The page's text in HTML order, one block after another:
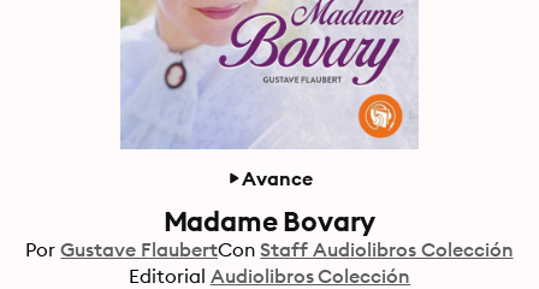
Avance
Madame Bovary
Por Gustave FlaubertCon Staff Audiolibros Colección
Editorial Audiolibros Colección